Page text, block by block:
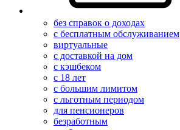
без справок о доходах
с бесплатным обслуживанием
виртуальные
с доставкой на дом
с кэшбеком
с 18 лет
с большим лимитом
с льготным периодом
для пенсионеров
безработным